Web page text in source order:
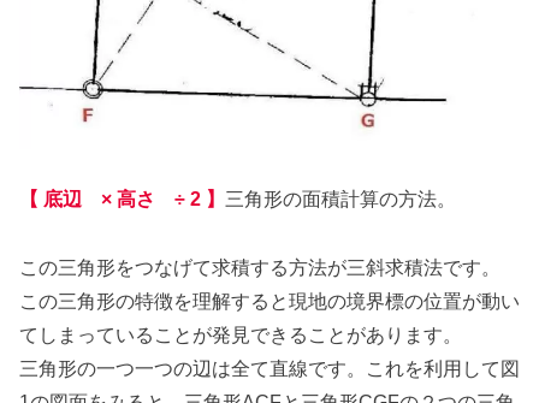
【 底辺 × 高さ ÷ 2 】 三角形の面積計算の方法。
この三角形をつなげて求積する方法が三斜求積法です。
この三角形の特徴を理解すると現地の境界標の位置が動い
てしまっていることが発見できることがあります。
三角形の一つ一つの辺は全て直線です。これを利用して図